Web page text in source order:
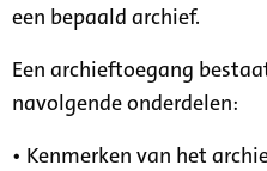
een bepaald archief.
Een archieftoegang
navolgende onderdelen:
• Kenmerken van het